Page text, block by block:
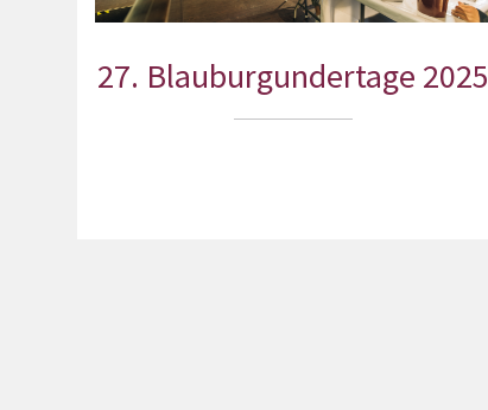
27. Blauburgundertage 2025